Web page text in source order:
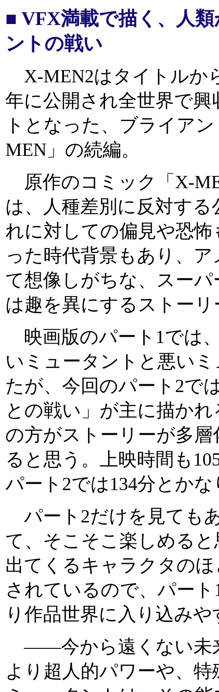
■ VFX満載で描く、人
ントの戦い
X-MEN2はタイトルか
年に公開され全世界で
トとなった、ブライア
MEN」の続編。
原作のコミック「X-
は、人種差別に反対す
れに対しての偏見や恐
った時代背景もあり、
て想像しがちな、スー
は趣を異にするストー
映画版のパート1では
いミュータントと悪い
たが、今回のパート2で
との戦い」が主に描か
の方がストーリーが多
ると思う。上映時間も
パート2では134分とか
パート2だけを見ても
て、そこそこ楽しめる
出てくるキャラクタの
されているので、パー
り作品世界に入り込み
――今から遠くない未
より超人的パワーや、